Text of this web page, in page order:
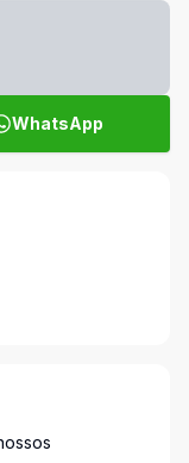
WhatsApp